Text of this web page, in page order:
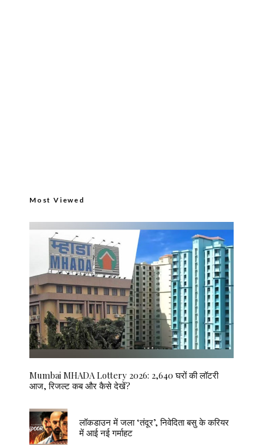
Most Viewed
Mumbai MHADA Lottery 2026: 2,640 घरों की लॉटरी
आज, रिजल्ट कब और कैसे देखें?
लॉकडाउन में जला ‘तंदूर’, निवेदिता बसु के करियर
में आई नई गर्माहट